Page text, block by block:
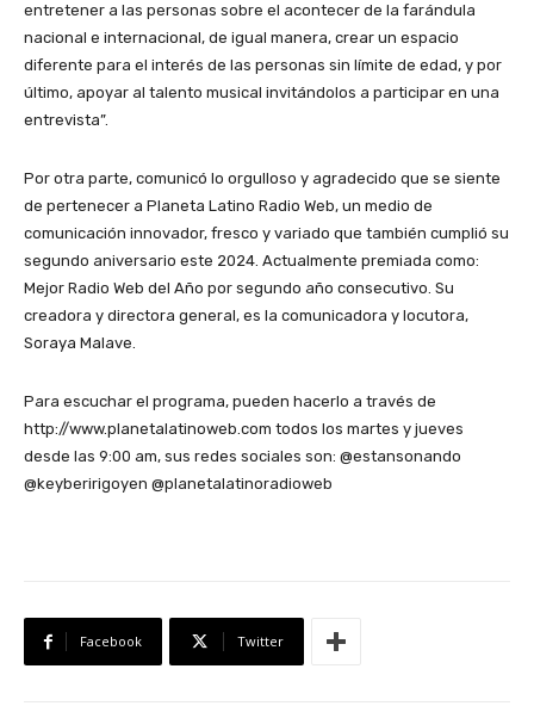
entretener a las personas sobre el acontecer de la farándula
nacional e internacional, de igual manera, crear un espacio
diferente para el interés de las personas sin límite de edad, y por
último, apoyar al talento musical invitándolos a participar en una
entrevista”.
Por otra parte, comunicó lo orgulloso y agradecido que se siente
de pertenecer a Planeta Latino Radio Web, un medio de
comunicación innovador, fresco y variado que también cumplió su
segundo aniversario este 2024. Actualmente premiada como:
Mejor Radio Web del Año por segundo año consecutivo. Su
creadora y directora general, es la comunicadora y locutora,
Soraya Malave.
Para escuchar el programa, pueden hacerlo a través de
http://www.planetalatinoweb.com todos los martes y jueves
desde las 9:00 am, sus redes sociales son: @estansonando
@keyberirigoyen @planetalatinoradioweb
Facebook Twitter